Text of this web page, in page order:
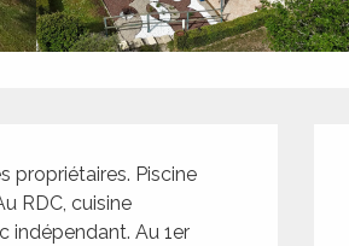
propriétaires. Piscine
RDC, cuisine
indépendant. Au 1er